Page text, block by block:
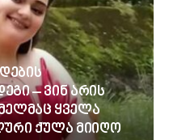
– ვინ არის
ყველა
ქულა მიიღო